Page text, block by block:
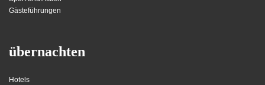
Gästeführungen
übernachten
Hotels